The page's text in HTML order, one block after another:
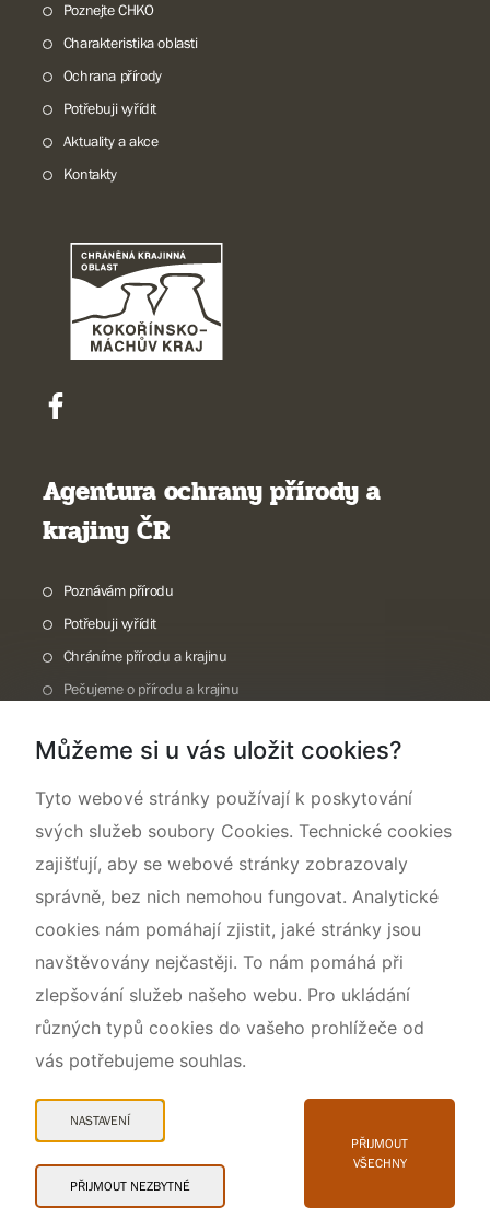
Poznejte CHKO
Charakteristika oblasti
Ochrana přírody
Potřebuji vyřídit
Aktuality a akce
Kontakty
Agentura ochrany přírody a
krajiny ČR
Poznávám přírodu
Potřebuji vyřídit
Chráníme přírodu a krajinu
Pečujeme o přírodu a krajinu
O nás
Snadné čtení
© 2026 AOPK ČR
Můžeme si u vás uložit cookies?
Tyto webové stránky používají k poskytování
svých služeb soubory Cookies. Technické cookies
zajišťují, aby se webové stránky zobrazovaly
správně, bez nich nemohou fungovat. Analytické
cookies nám pomáhají zjistit, jaké stránky jsou
navštěvovány nejčastěji. To nám pomáhá při
zlepšování služeb našeho webu. Pro ukládání
různých typů cookies do vašeho prohlížeče od
vás potřebujeme souhlas.
NASTAVENÍ
PŘIJMOUT NEZBYTNÉ
PŘIJMOUT
VŠECHNY